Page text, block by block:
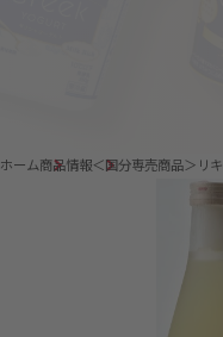
ホーム商品情報＜国分専売商品＞リ